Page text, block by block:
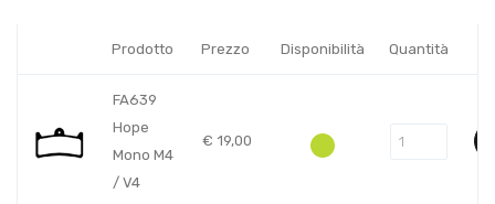
Prodotto Prezzo Disponibilità Quantità
FA639
Hope
Mono M4
/ V4
€ 19,00